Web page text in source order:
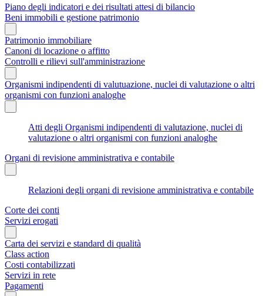
Piano degli indicatori e dei risultati attesi di bilancio
Beni immobili e gestione patrimonio
Patrimonio immobiliare
Canoni di locazione o affitto
Controlli e rilievi sull'amministrazione
Organismi indipendenti di valutuazione, nuclei di valutazione o altri
organismi con funzioni analoghe
Atti degli Organismi indipendenti di valutazione, nuclei di
valutazione o altri organismi con funzioni analoghe
Organi di revisione amministrativa e contabile
Relazioni degli organi di revisione amministrativa e contabile
Corte dei conti
Servizi erogati
Carta dei servizi e standard di qualità
Class action
Costi contabilizzati
Servizi in rete
Pagamenti